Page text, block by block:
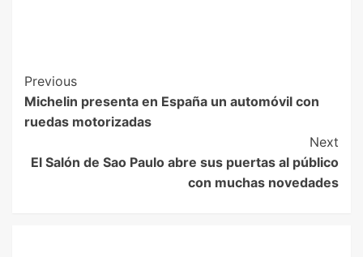
Previous
Michelin presenta en España un automóvil con
ruedas motorizadas
Next
El Salón de Sao Paulo abre sus puertas al público
con muchas novedades